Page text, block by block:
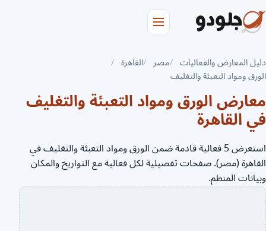
دليل المعارض والفعاليات مصر القاهرة
الورق ومواد التعبئة والتغليف
معارض الورق ومواد التعبئة والتغليف
في القاهرة
استعرض 5 فعالية قادمة ضمن الورق ومواد التعبئة والتغليف في
القاهرة (مصر). صفحات تفصيلية لكل فعالية مع التواريخ والمكان
وبيانات المنظم.